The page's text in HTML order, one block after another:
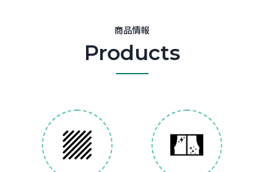
商品情報
Products